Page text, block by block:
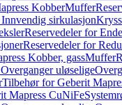
KobberMuffer
sirkulasjonKryss
Reservedeler for
Reservedeler for
Kobber, gassMuffer
uløselige
Tilbehør for Geberit
Mapress CuNiFe